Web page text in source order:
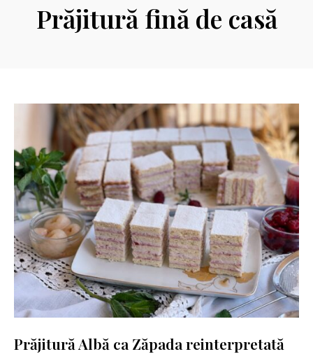
Prăjitură fină de casă
Prăjitură Albă ca Zăpada reinterpretată